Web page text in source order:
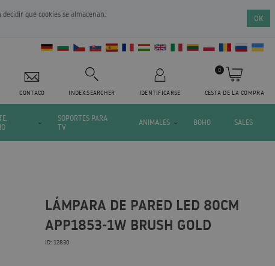
qué cookies se almacenan.
OK
CONTACO INDEX.SEARCHER IDENTIFICARSE CESTA DE LA COMPRA
0
SOPORTES PARA
TV
ANIMALES BOHO SALES
LÁMPARA DE PARED LED 80CM
APP1853-1W BRUSH GOLD
ID: 12830